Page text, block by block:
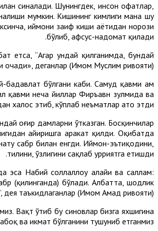
синалади. Шунингдек, инсон офатлар,
мумкин. Кишининг кимлиги мана шу
иймони заиф киши ҳаётидан норози
бўлиб, афсус-надомат қилади.
етса, “Агар ундай қилганимда, бундай
очади», деганлар (Имом Муслим ривояти).
бўлгани каби. Самуд қавми ҳам
қавми неча йиллар Фиръавн зулмида ва
халос этиб, кўплаб неъматлар ато этди.
оғир дамларни ўтказган. Босқинчилар
айиришга ҳаракат қилди. Оқибатда
сабр билан енгди. Иймон-эътиқодини,
тилини, ўзлигини сақлаб ҳурриятга етишди.
Набий соллаллоҳу алайҳи ва саллам:
(қилинганда) бўлади. Албатта, шодлик
таъкидлаганлар (Имом Аҳмад ривояти).
Вақт ўтиб бу синовлар бизга яхшигина
ва ҳикмат бўлганини тушуниб етганмиз.